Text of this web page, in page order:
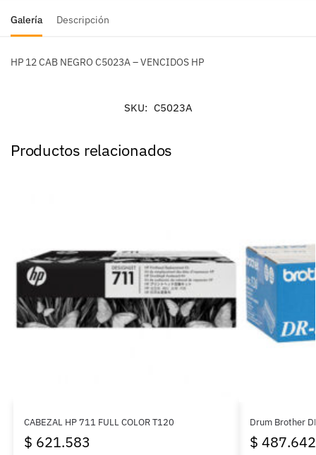
Galería Descripción
HP 12 CAB NEGRO C5023A – VENCIDOS HP
SKU: C5023A
Productos relacionados
CABEZAL HP 711 FULL COLOR T120
$ 621.583
Drum Brother
$ 487.642